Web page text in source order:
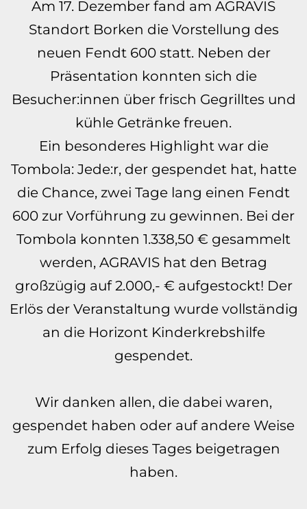
Am 17. Dezember fand am AGRAVIS
Standort Borken die Vorstellung des
neuen Fendt 600 statt. Neben der
Präsentation konnten sich die
Besucher:innen über frisch Gegrilltes und
kühle Getränke freuen.
Ein besonderes Highlight war die
Tombola: Jede:r, der gespendet hat, hatte
die Chance, zwei Tage lang einen Fendt
600 zur Vorführung zu gewinnen. Bei der
Tombola konnten 1.338,50 € gesammelt
werden, AGRAVIS hat den Betrag
großzügig auf 2.000,- € aufgestockt! Der
Erlös der Veranstaltung wurde vollständig
an die Horizont Kinderkrebshilfe
gespendet.
Wir danken allen, die dabei waren,
gespendet haben oder auf andere Weise
zum Erfolg dieses Tages beigetragen
haben.